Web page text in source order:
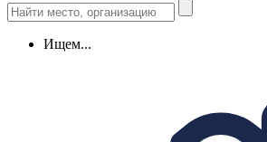
Ищем...